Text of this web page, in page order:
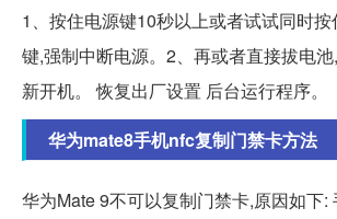
1、按住电源键10秒以上或者试试同时
键,强制中断电源。2、再或者直接拔电
新开机。 恢复出厂设置 后台运行程序。
华为mate8手机nfc复制门禁卡方法
华为Mate 9不可以复制门禁卡,原因如下: